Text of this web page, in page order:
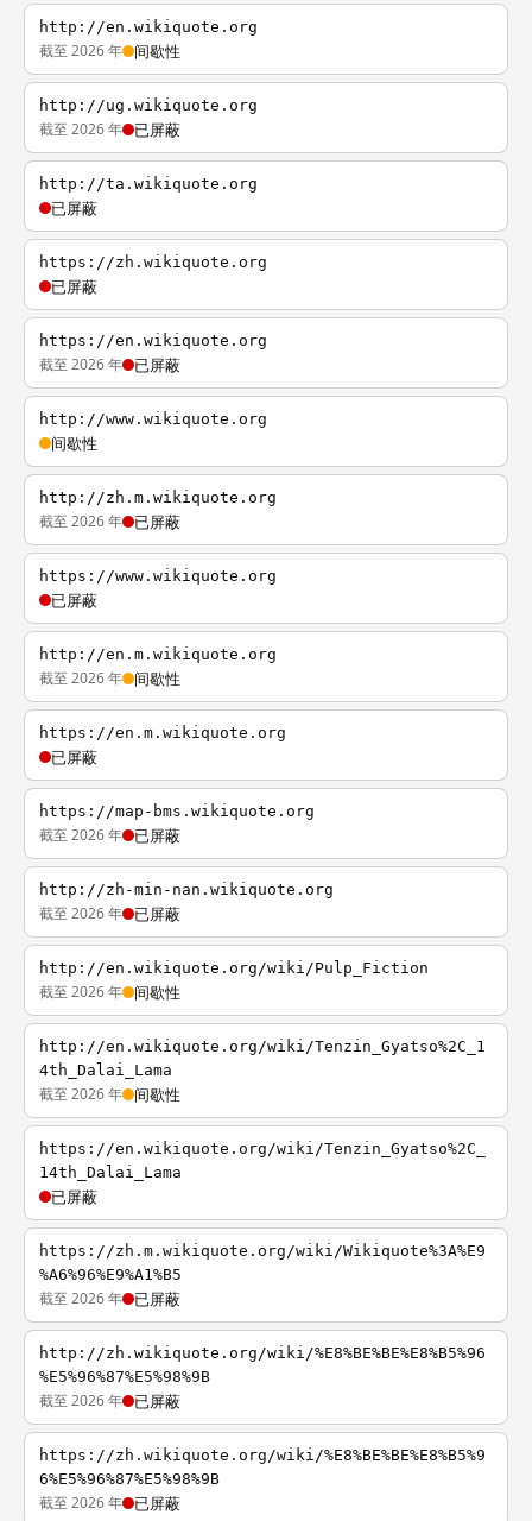
http://en.wikiquote.org
截至 2026 年 间歇性
http://ug.wikiquote.org
截至 2026 年 已屏蔽
http://ta.wikiquote.org
已屏蔽
https://zh.wikiquote.org
已屏蔽
https://en.wikiquote.org
截至 2026 年 已屏蔽
http://www.wikiquote.org
间歇性
http://zh.m.wikiquote.org
截至 2026 年 已屏蔽
https://www.wikiquote.org
已屏蔽
http://en.m.wikiquote.org
截至 2026 年 间歇性
https://en.m.wikiquote.org
已屏蔽
https://map-bms.wikiquote.org
截至 2026 年 已屏蔽
http://zh-min-nan.wikiquote.org
截至 2026 年 已屏蔽
http://en.wikiquote.org/wiki/Pulp_Fiction
截至 2026 年 间歇性
http://en.wikiquote.org/wiki/Tenzin_Gyatso%2C_1
4th_Dalai_Lama
截至 2026 年 间歇性
https://en.wikiquote.org/wiki/Tenzin_Gyatso%2C_
14th_Dalai_Lama
已屏蔽
https://zh.m.wikiquote.org/wiki/Wikiquote%3A%E9
%A6%96%E9%A1%B5
截至 2026 年 已屏蔽
http://zh.wikiquote.org/wiki/%E8%BE%BE%E8%B5%96
%E5%96%87%E5%98%9B
截至 2026 年 已屏蔽
https://zh.wikiquote.org/wiki/%E8%BE%BE%E8%B5%9
6%E5%96%87%E5%98%9B
截至 2026 年 已屏蔽